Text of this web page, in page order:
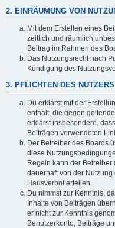
2. EINRÄUMUNG VON
Mit dem Erstellen eines
zeitlich und räumlich
Beitrag im Rahmen des
Das Nutzungsrecht nach
Kündigung des
3. PFLICHTEN DES NUTZERS
Du erklärst mit der
enthält, die gegen
erklärst insbesondere,
Beiträgen verwendeten
Der Betreiber des Boards
diese
Regeln kann der
dauerhaft von der
Hausverbot erteilen.
Du nimmst zur Kenntnis,
Inhalte von Beiträgen
er nicht zur Kenntnis
Benutzerkonto, Beiträge